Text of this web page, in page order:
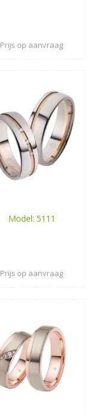
Prijs op aanvraag
Model: 5111
Prijs op aanvraag